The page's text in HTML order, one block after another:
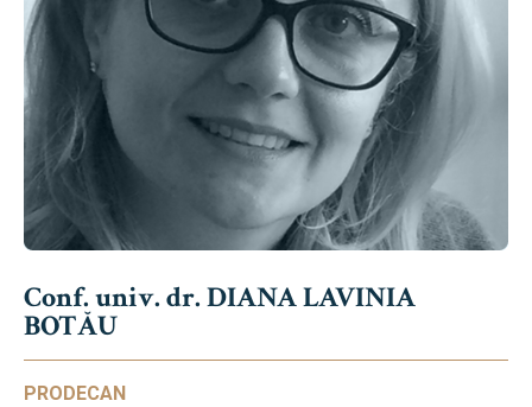
Conf. univ. dr. DIANA LAVINIA
BOTĂU
PRODECAN